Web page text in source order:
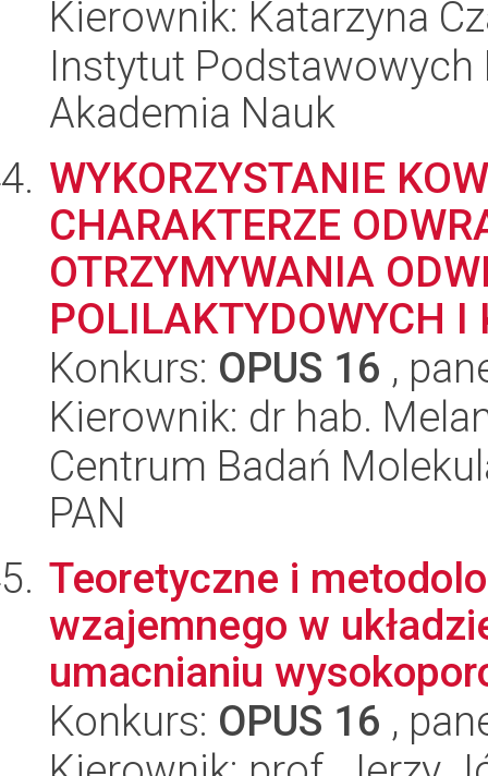
Kierownik: Katarzyna
Instytut
Akademia Nauk
WYKORZYSTANIE
CHARAKTERZE
OTRZYMYWANIA
POLILAKTYDOWYCH I
Konkurs: OPUS 16 ,
Kierownik: dr hab.
Centrum Badań
PAN
Teoretyczne i
wzajemnego w
umacnianiu
Konkurs: OPUS 16 ,